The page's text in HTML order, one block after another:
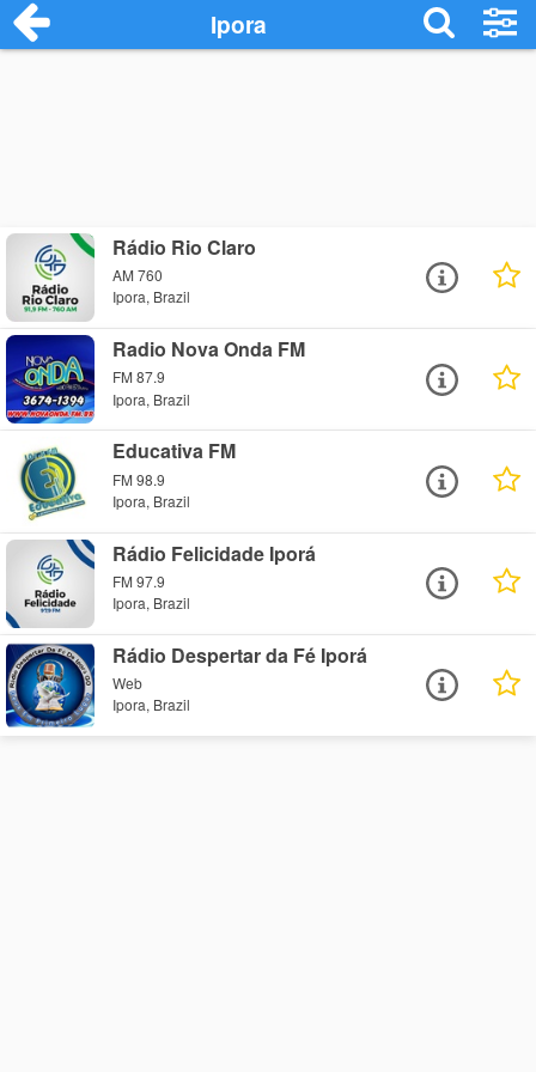
Ipora
Rádio Rio Claro
AM 760
Ipora, Brazil
Radio Nova Onda FM
FM 87.9
Ipora, Brazil
Educativa FM
FM 98.9
Ipora, Brazil
Rádio Felicidade Iporá
FM 97.9
Ipora, Brazil
Rádio Despertar da Fé Iporá
Web
Ipora, Brazil